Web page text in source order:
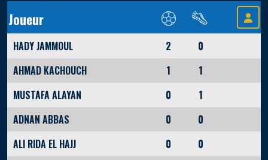
Joueur
HADY JAMMOUL 2
0
AHMAD KACHOUCH
1
1
MUSTAFA ALAYAN
0
1
ADNAN ABBAS
0
0
ALI RIDA EL HAJJ
0
0